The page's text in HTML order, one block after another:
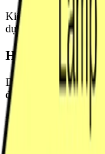
Kiểm tra và chỉnh sửa
dựng lại.
Hình khối
Di chuyển, đổi kích
định và các thành
Đường nối
Nối lại mũi tên, chỉnh